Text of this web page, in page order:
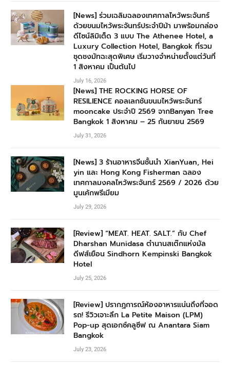
[News] ร่วมเฉลิมฉลองเทศกาลไหว้พระจันทร์
ด้วยขนมไหว้พระจันทร์ประจำปีม้า มาพร้อมกล่อง
ดีไซน์ลิมิเต็ด 3 แบบ The Athenee Hotel, a
Luxury Collection Hotel, Bangkok ที่รวม
ชุดชงมัทฉะสุดพิเศษ เริ่มวางจำหน่ายตั้งแต่วันที่
1 สิงหาคม เป็นต้นไป
July 16, 2026
[News] THE ROCKING HORSE OF
RESILIENCE คอลเลกชันขนมไหว้พระจันทร์
mooncake ประจำปี 2569 จากBanyan Tree
Bangkok 1 สิงหาคม – 25 กันยายน 2569
July 31, 2026
[News] 3 ร้านอาหารจีนชั้นนำ XianYuan, Hei
yin และ Hong Kong Fisherman ฉลอง
เทศกาลมงคลไหว้พระจันทร์ 2569 / 2026 ด้วย
มูนเค้กพรีเมียม
July 29, 2026
[Review] “MEAT. HEAT. SALT.” กับ Chef
Dharshan Munidasa ตำนานสเต๊กแห่งมัล
ดีฟส์เยือน Sindhorn Kempinski Bangkok
Hotel
July 25, 2026
[Review] ปรากฏการณ์ห้องอาหารแน่นถึงที่จอด
รถ! รีวิวเจาะลึก La Petite Maison (LPM)
Pop-up สุดเอกซ์คลูซีฟ ณ Anantara Siam
Bangkok
July 23, 2026